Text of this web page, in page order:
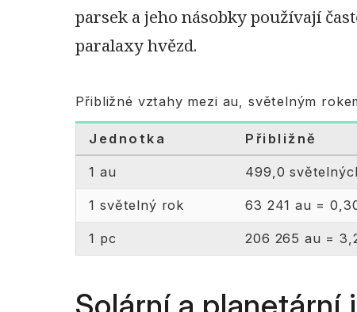
parsek a jeho násobky používají
paralaxy hvězd.
Přibližné vztahy mezi au, světelným
Jednotka Přibližně
1 au 499,0
1 světelný rok 63 241 au =
1 pc 206 265 au =